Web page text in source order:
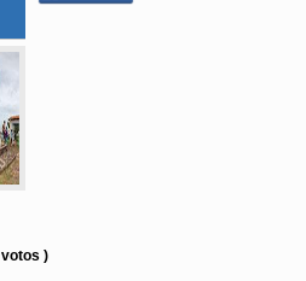
votos )